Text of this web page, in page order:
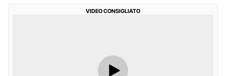
VIDEO CONSIGLIATO